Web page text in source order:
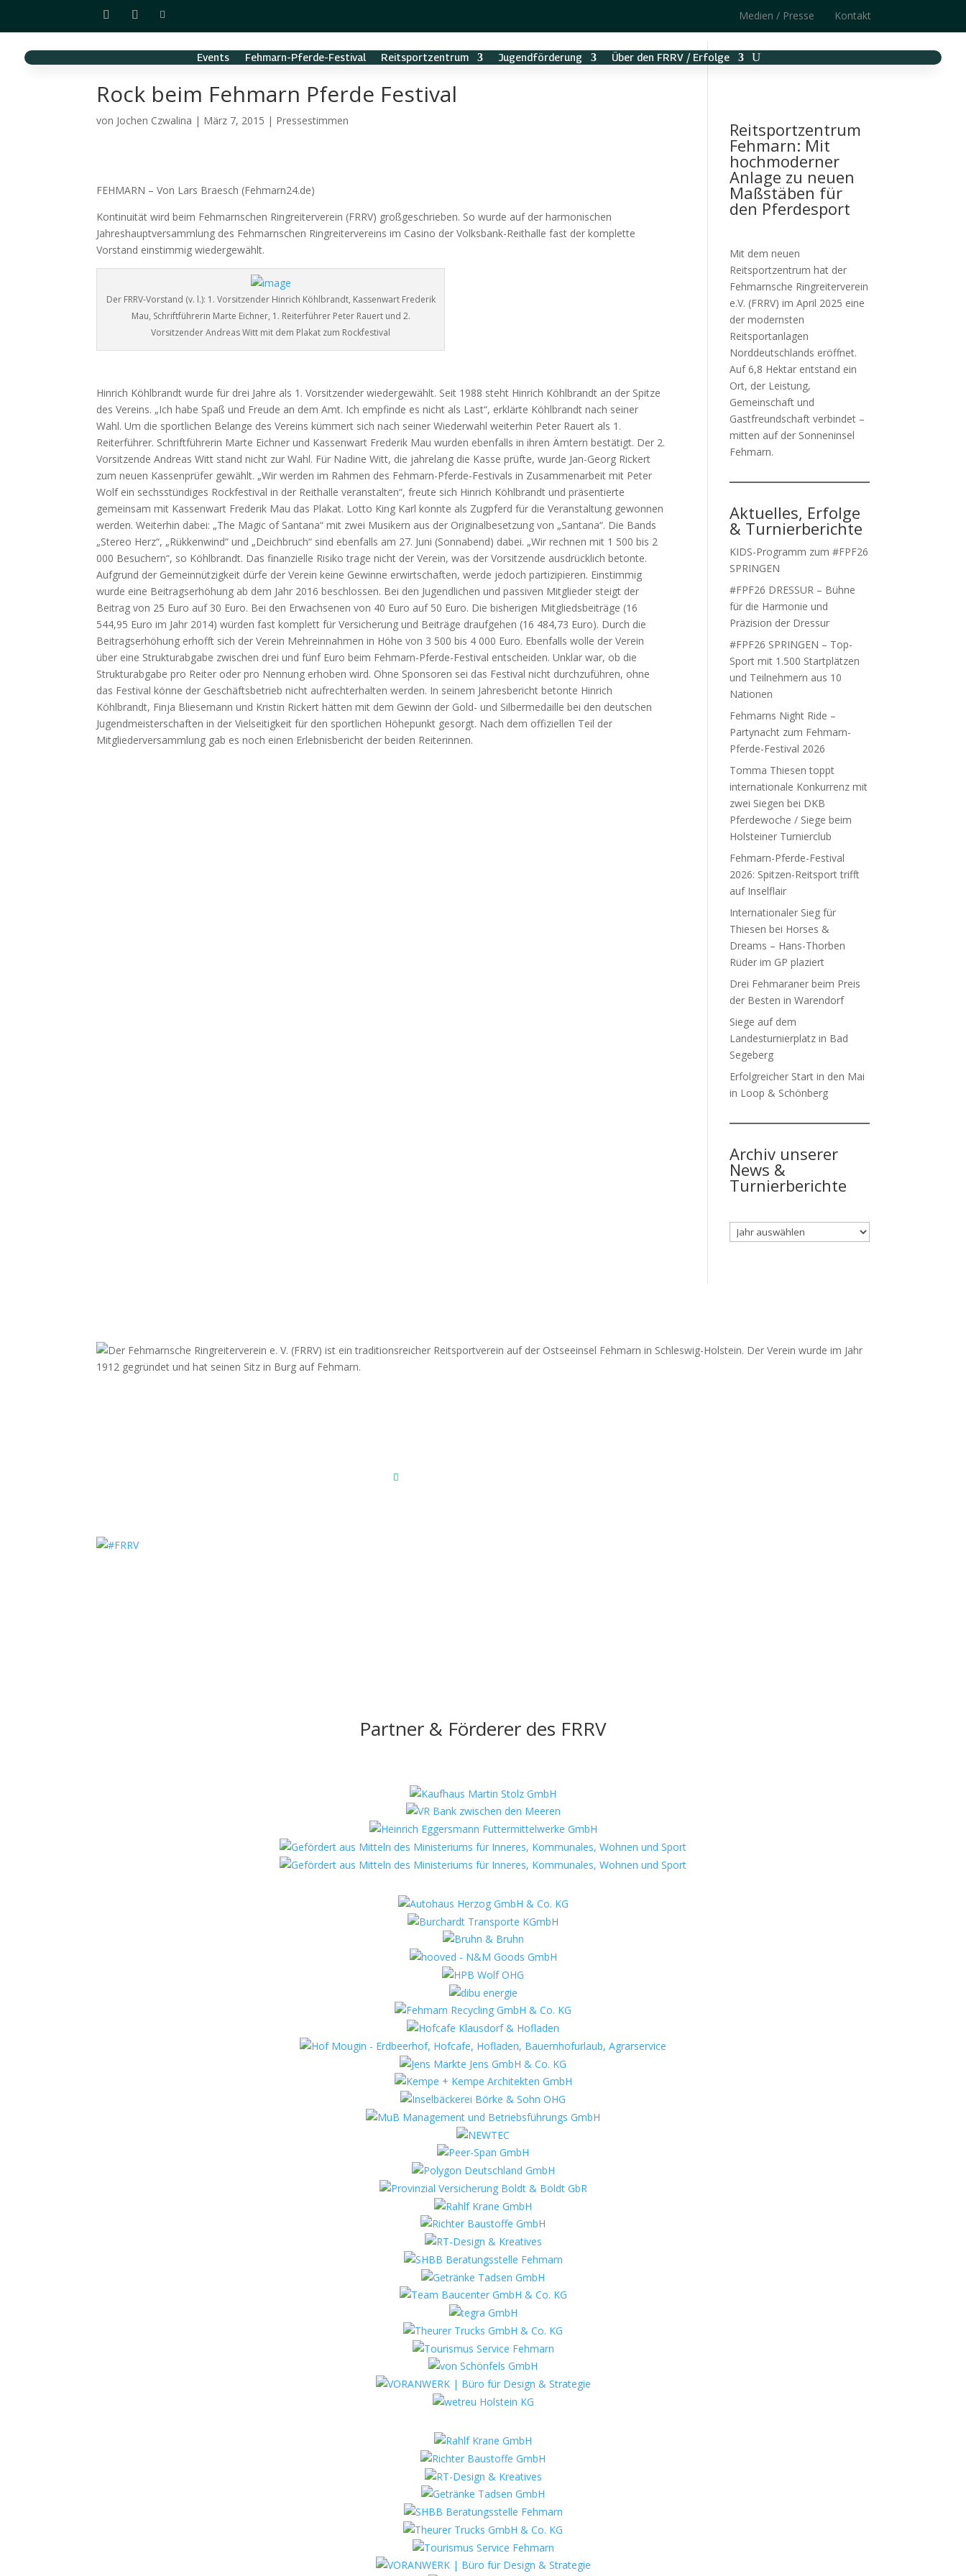
Medien / Presse Kontakt
Events Fehmarn-Pferde-Festival Reitsportzentrum Jugendförderung Über den FRRV / Erfolge
Rock beim Fehmarn Pferde Festival
von Jochen Czwalina | März 7, 2015 | Pressestimmen
FEHMARN – Von Lars Braesch (Fehmarn24.de)
Kontinuität wird beim Fehmarnschen Ringreiterverein (FRRV) großgeschrieben. So wurde auf der harmonischen
Jahreshauptversammlung des Fehmarnschen Ringreitervereins im Casino der Volksbank-Reithalle fast der komplette
Vorstand einstimmig wiedergewählt.
Der FRRV-Vorstand (v. l.): 1. Vorsitzender Hinrich Köhlbrandt, Kassenwart Frederik
Mau, Schriftführerin Marte Eichner, 1. Reiterführer Peter Rauert und 2.
Vorsitzender Andreas Witt mit dem Plakat zum Rockfestival
Hinrich Köhlbrandt wurde für drei Jahre als 1. Vorsitzender wiedergewählt. Seit 1988 steht Hinrich Köhlbrandt an der Spitze
des Vereins. „Ich habe Spaß und Freude an dem Amt. Ich empfinde es nicht als Last“, erklärte Köhlbrandt nach seiner
Wahl. Um die sportlichen Belange des Vereins kümmert sich nach seiner Wiederwahl weiterhin Peter Rauert als 1.
Reiterführer. Schriftführerin Marte Eichner und Kassenwart Frederik Mau wurden ebenfalls in ihren Ämtern bestätigt. Der 2.
Vorsitzende Andreas Witt stand nicht zur Wahl. Für Nadine Witt, die jahrelang die Kasse prüfte, wurde Jan-Georg Rickert
zum neuen Kassenprüfer gewählt. „Wir werden im Rahmen des Fehmarn-Pferde-Festivals in Zusammenarbeit mit Peter
Wolf ein sechsstündiges Rockfestival in der Reithalle veranstalten“, freute sich Hinrich Köhlbrandt und präsentierte
gemeinsam mit Kassenwart Frederik Mau das Plakat. Lotto King Karl konnte als Zugpferd für die Veranstaltung gewonnen
werden. Weiterhin dabei: „The Magic of Santana“ mit zwei Musikern aus der Originalbesetzung von „Santana“. Die Bands
„Stereo Herz“, „Rükkenwind“ und „Deichbruch“ sind ebenfalls am 27. Juni (Sonnabend) dabei. „Wir rechnen mit 1 500 bis 2
000 Besuchern“, so Köhlbrandt. Das finanzielle Risiko trage nicht der Verein, was der Vorsitzende ausdrücklich betonte.
Aufgrund der Gemeinnützigkeit dürfe der Verein keine Gewinne erwirtschaften, werde jedoch partizipieren. Einstimmig
wurde eine Beitragserhöhung ab dem Jahr 2016 beschlossen. Bei den Jugendlichen und passiven Mitglieder steigt der
Beitrag von 25 Euro auf 30 Euro. Bei den Erwachsenen von 40 Euro auf 50 Euro. Die bisherigen Mitgliedsbeiträge (16
544,95 Euro im Jahr 2014) würden fast komplett für Versicherung und Beiträge draufgehen (16 484,73 Euro). Durch die
Beitragserhöhung erhofft sich der Verein Mehreinnahmen in Höhe von 3 500 bis 4 000 Euro. Ebenfalls wolle der Verein
über eine Strukturabgabe zwischen drei und fünf Euro beim Fehmarn-Pferde-Festival entscheiden. Unklar war, ob die
Strukturabgabe pro Reiter oder pro Nennung erhoben wird. Ohne Sponsoren sei das Festival nicht durchzuführen, ohne
das Festival könne der Geschäftsbetrieb nicht aufrechterhalten werden. In seinem Jahresbericht betonte Hinrich
Köhlbrandt, Finja Bliesemann und Kristin Rickert hätten mit dem Gewinn der Gold- und Silbermedaille bei den deutschen
Jugendmeisterschaften in der Vielseitigkeit für den sportlichen Höhepunkt gesorgt. Nach dem offiziellen Teil der
Mitgliederversammlung gab es noch einen Erlebnisbericht der beiden Reiterinnen.
Reitsportzentrum
Fehmarn: Mit
hochmoderner
Anlage zu neuen
Maßstäben für
den Pferdesport
Mit dem neuen
Reitsportzentrum hat der
Fehmarnsche Ringreiterverein
e.V. (FRRV) im April 2025 eine
der modernsten
Reitsportanlagen
Norddeutschlands eröffnet.
Auf 6,8 Hektar entstand ein
Ort, der Leistung,
Gemeinschaft und
Gastfreundschaft verbindet –
mitten auf der Sonneninsel
Fehmarn.
Aktuelles, Erfolge
& Turnierberichte
KIDS-Programm zum #FPF26
SPRINGEN
#FPF26 DRESSUR – Bühne
für die Harmonie und
Präzision der Dressur
#FPF26 SPRINGEN – Top-
Sport mit 1.500 Startplätzen
und Teilnehmern aus 10
Nationen
Fehmarns Night Ride –
Partynacht zum Fehmarn-
Pferde-Festival 2026
Tomma Thiesen toppt
internationale Konkurrenz mit
zwei Siegen bei DKB
Pferdewoche / Siege beim
Holsteiner Turnierclub
Fehmarn-Pferde-Festival
2026: Spitzen-Reitsport trifft
auf Inselflair
Internationaler Sieg für
Thiesen bei Horses &
Dreams – Hans-Thorben
Rüder im GP plaziert
Drei Fehmaraner beim Preis
der Besten in Warendorf
Siege auf dem
Landesturnierplatz in Bad
Segeberg
Erfolgreicher Start in den Mai
in Loop & Schönberg
Archiv unserer
News &
Turnierberichte
Archiv

Partner & Förderer des FRRV